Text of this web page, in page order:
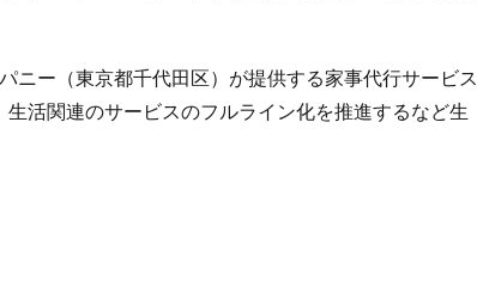
ニー（東京都千代田区）が提供する家事代行サービス
活関連のサービスのフルライン化を推進するなど生